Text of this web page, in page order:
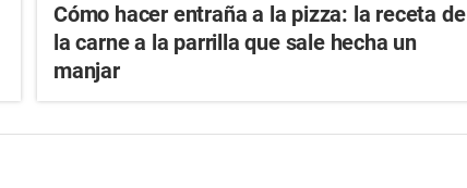
Cómo hacer entraña a la pizza: la receta de
la carne a la parrilla que sale hecha un
manjar